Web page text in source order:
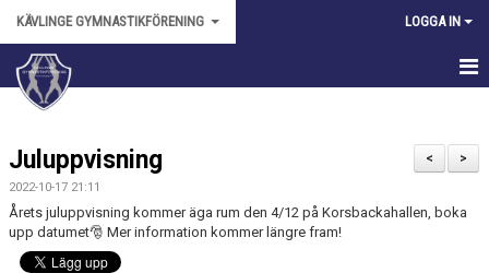
KÄVLINGE GYMNASTIKFÖRENING LOGGA IN
HEM
NYHETER
OM FÖRENINGEN
KALENDER
>
<
Juluppvisning
2022-10-17 21:11
Årets juluppvisning kommer äga rum den 4/12 på Korsbackahallen, boka
upp datumet🎅 Mer information kommer längre fram!